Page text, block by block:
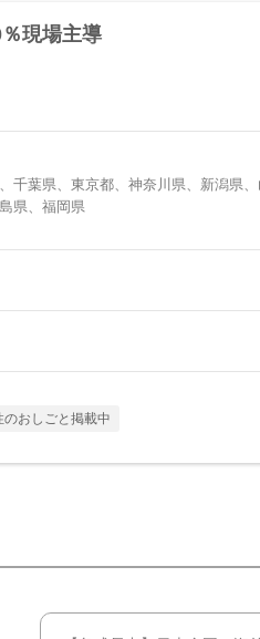
現場主導
千葉県、東京都、神奈川県、新潟県
県、福岡県
のおしごと掲載中